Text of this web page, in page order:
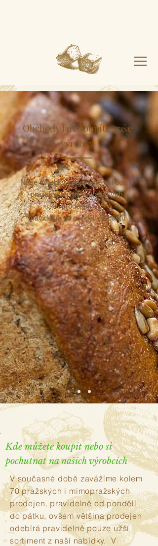
Obchody kde koupíte naše
výrobky
Naše výrobky dodáváme asi do 70
pražských i mimopražských
prodejen,
pravidelně od pondělí do pátku
Kde můžete koupit nebo si
pochutnat na naších výrobcích
V současné době zavážíme kolem
70 pražských i mimopražských
prodejen, pravidelně od pondělí
do pátku, ovšem většina prodejen
odebírá pravidelně pouze užší
sortiment z naší nabídky. V